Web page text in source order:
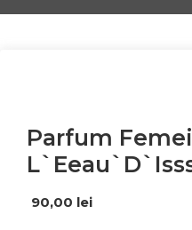
Parfum
90,00 lei